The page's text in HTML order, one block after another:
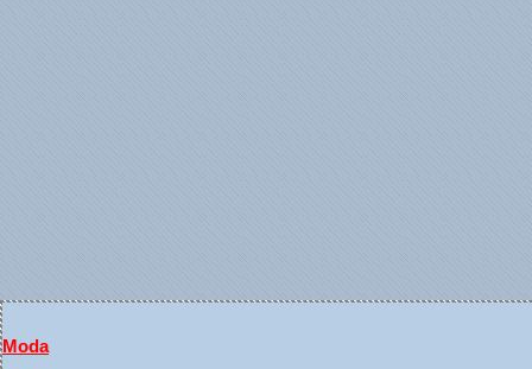
Moda